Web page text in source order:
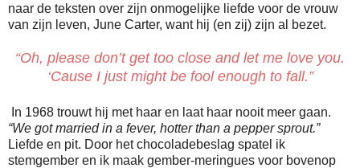
naar de teksten over zijn onmogelijke liefde voor de vrouw
van zijn leven, June Carter, want hij (en zij) zijn al bezet.
“Oh, please don’t get too close and let me love you.
‘Cause I just might be fool enough to fall.”
In 1968 trouwt hij met haar en laat haar nooit meer gaan.
“We got married in a fever, hotter than a pepper sprout.”
Liefde en pit. Door het chocoladebeslag spatel ik
stemgember en ik maak gember-meringues voor bovenop